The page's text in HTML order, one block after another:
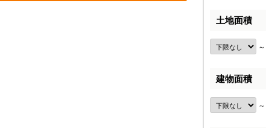
土地面積
～
建物面積
～